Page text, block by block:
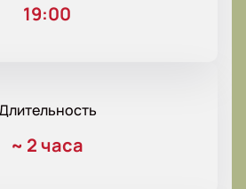
19:00
~ 2 часа